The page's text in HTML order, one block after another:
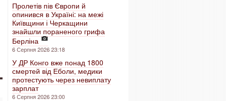
Пролетів пів Європи й
опинився в Україні: на межі
Київщини і Черкащини
знайшли пораненого грифа
Берліна
6 Серпня 2026 23:18
У ДР Конго вже понад 1800
смертей від Еболи, медики
протестують через невиплату
зарплат
6 Серпня 2026 23:00